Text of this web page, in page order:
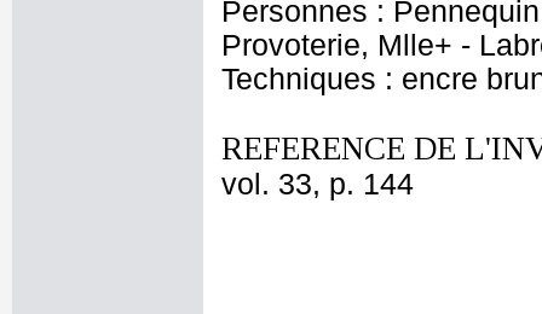
Personnes :
Provoterie, Mlle+ -
Techniques : encre
REFERENCE DE
vol. 33, p. 144